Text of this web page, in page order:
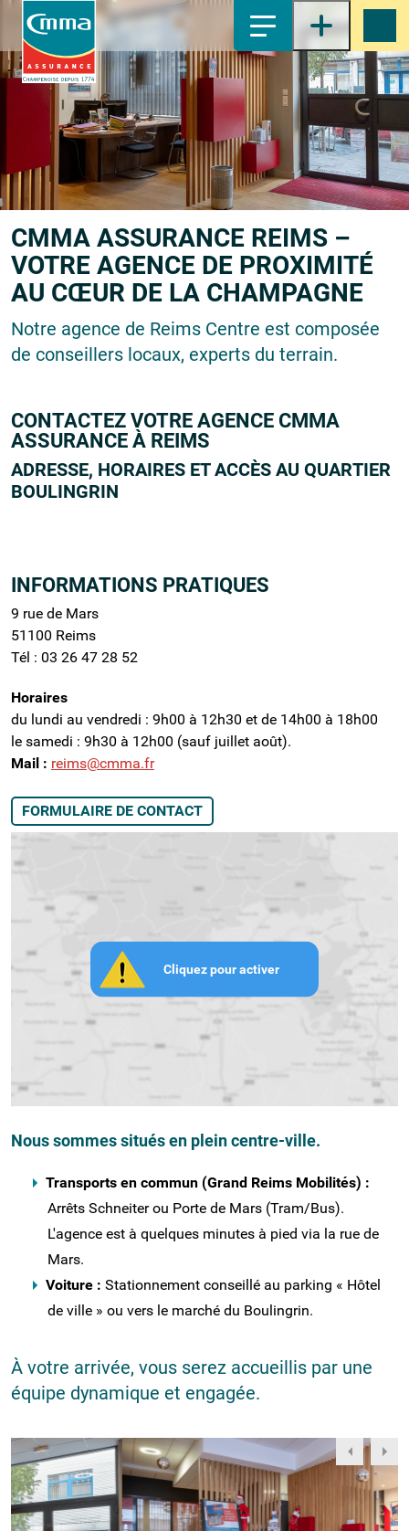
Contenu principal
2-Menu principal
3-Pied de page
Recherche
CMMA ASSURANCE REIMS –
VOTRE AGENCE DE PROXIMITÉ
AU CŒUR DE LA CHAMPAGNE
Notre agence de Reims Centre est composée
de conseillers locaux, experts du terrain.
CONTACTEZ VOTRE AGENCE CMMA
ASSURANCE À REIMS
ADRESSE, HORAIRES ET ACCÈS AU QUARTIER
BOULINGRIN
INFORMATIONS PRATIQUES
9 rue de Mars
51100 Reims
Tél : 03 26 47 28 52
Horaires
du lundi au vendredi : 9h00 à 12h30 et de 14h00 à 18h00
le samedi : 9h30 à 12h00 (sauf juillet août).
Mail : reims@cmma.fr
FORMULAIRE DE CONTACT
Cliquez pour activer
Nous sommes situés en plein centre-ville.
Transports en commun (Grand Reims Mobilités) :
Arrêts Schneiter ou Porte de Mars (Tram/Bus).
L'agence est à quelques minutes à pied via la rue de
Mars.
Voiture : Stationnement conseillé au parking « Hôtel
de ville » ou vers le marché du Boulingrin.
À votre arrivée, vous serez accueillis par une
équipe dynamique et engagée.